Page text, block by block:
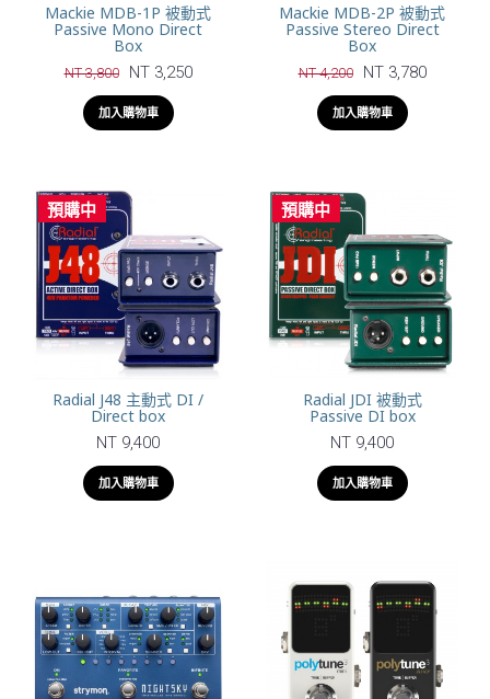
Mackie MDB-1P 被動式
Passive Mono Direct
Box
NT 3,800 NT 3,250
加入購物車
Mackie MDB-2P 被動式
Passive Stereo Direct
Box
NT 4,200 NT 3,780
加入購物車
預購中
Radial J48 主動式 DI /
Direct box
NT 9,400
加入購物車
預購中
Radial JDI 被動式
Passive DI box
NT 9,400
加入購物車